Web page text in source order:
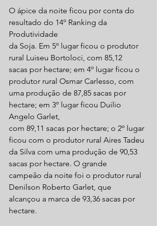
O ápice da noite ficou por conta do
resultado do 14º Ranking da
Produtividade
da Soja. Em 5º lugar ficou o produtor
rural Luiseu Bortoloci, com 85,12
sacas por hectare; em 4º lugar ficou o
produtor rural Osmar Carlesso, com
uma produção de 87,85 sacas por
hectare; em 3º lugar ficou Duilio
Angelo Garlet,
com 89,11 sacas por hectare; o 2º lugar
ficou com o produtor rural Aires Tadeu
da Silva com uma produção de 90,53
sacas por hectare. O grande
campeão da noite foi o produtor rural
Denilson Roberto Garlet, que
alcançou a marca de 93,36 sacas por
hectare.